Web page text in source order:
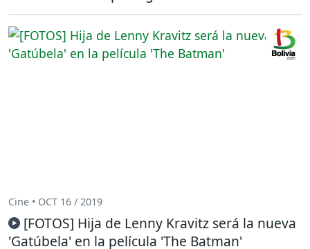
Cine • OCT 16 / 2019
[FOTOS] Hija de Lenny Kravitz será la nueva
'Gatúbela' en la película 'The Batman'